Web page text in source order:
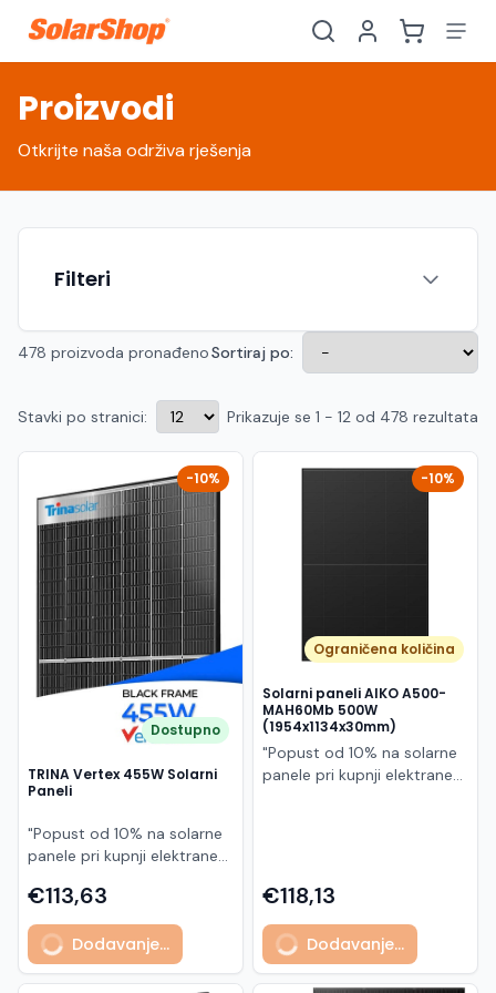
Hrvatski EN
Crnogorski
MK Македонски
Proizvodi
Otkrijte naša održiva rješenja
Filteri
478 proizvoda pronađenoSortiraj po:
Stavki po stranici: Prikazuje se 1 - 12 od 478 rezultata
-10%
Dostupno
TRINA Vertex 455W Solarni
Paneli
"Popust od 10% na solarne
panele pri kupnji elektrane
Model TSM-455NEG9R.28
predstavlja napredni
glass/glass N-type solarni
modul s visokom
učinkovitošću, dugim
€113,63
Dodavanje...
-10%
Ograničena količina
Solarni paneli AIKO A500-
MAH60Mb 500W
(1954x1134x30mm)
"Popust od 10% na solarne
panele pri kupnji elektrane
500 W iz Neostar 2S serije,
baziran na naprednoj N-
type ABC (All Back Contact)
tehnologiji. Ovaj panel je
namijenjen za moderne
€118,13
Dodavanje...